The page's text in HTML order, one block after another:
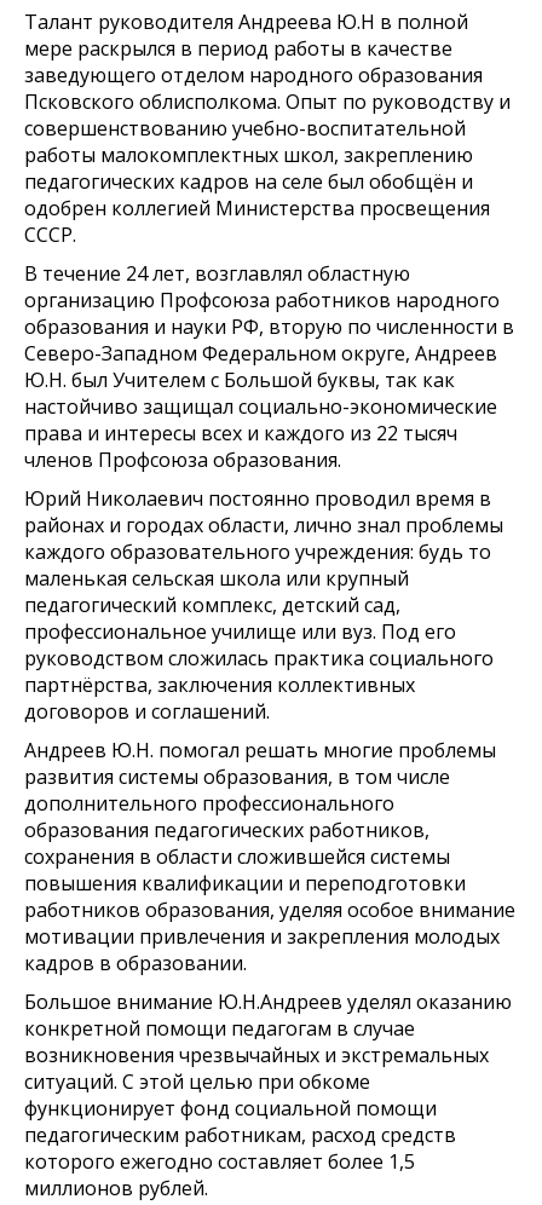
Талант руководителя Андреева Ю.Н в полной
мере раскрылся в период работы в качестве
заведующего отделом народного образования
Псковского облисполкома. Опыт по руководству и
совершенствованию учебно-воспитательной
работы малокомплектных школ, закреплению
педагогических кадров на селе был обобщён и
одобрен коллегией Министерства просвещения
СССР.
В течение 24 лет, возглавлял областную
организацию Профсоюза работников народного
образования и науки РФ, вторую по численности в
Северо-Западном Федеральном округе, Андреев
Ю.Н. был Учителем с Большой буквы, так как
настойчиво защищал социально-экономические
права и интересы всех и каждого из 22 тысяч
членов Профсоюза образования.
Юрий Николаевич постоянно проводил время в
районах и городах области, лично знал проблемы
каждого образовательного учреждения: будь то
маленькая сельская школа или крупный
педагогический комплекс, детский сад,
профессиональное училище или вуз. Под его
руководством сложилась практика социального
партнёрства, заключения коллективных
договоров и соглашений.
Андреев Ю.Н. помогал решать многие проблемы
развития системы образования, в том числе
дополнительного профессионального
образования педагогических работников,
сохранения в области сложившейся системы
повышения квалификации и переподготовки
работников образования, уделяя особое внимание
мотивации привлечения и закрепления молодых
кадров в образовании.
Большое внимание Ю.Н.Андреев уделял оказанию
конкретной помощи педагогам в случае
возникновения чрезвычайных и экстремальных
ситуаций. С этой целью при обкоме
функционирует фонд социальной помощи
педагогическим работникам, расход средств
которого ежегодно составляет более 1,5
миллионов рублей.